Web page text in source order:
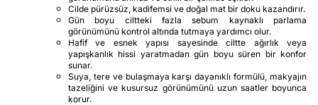
Cilde pürüzsüz, kadifemsi ve doğal mat bir doku kazandırır.
Gün boyu ciltteki fazla sebum kaynaklı parlama
görünümünü kontrol altında tutmaya yardımcı olur.
Hafif ve esnek yapısı sayesinde ciltte ağırlık veya
yapışkanlık hissi yaratmadan gün boyu süren bir konfor
sunar.
Suya, tere ve bulaşmaya karşı dayanıklı formülü, makyajın
tazeliğini ve kusursuz görünümünü uzun saatler boyunca
korur.